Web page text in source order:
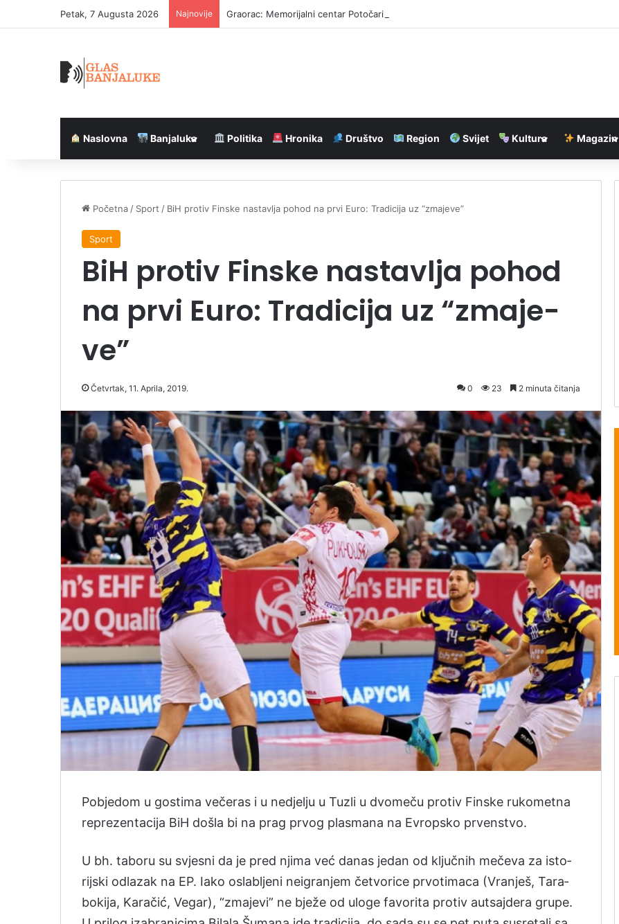
Petak, 7 Augusta 2026 Najnovije Graorac: Memorijalni centar Potočari ne treba poseban status
Naslovna Banjaluka Politika Hronika Društvo Region Svijet Kultura Magazin
Početna / Sport / BiH pro­tiv Fin­ske nas­tav­lja po­hod na prvi Euro: Tra­di­ci­ja uz “zma­je­ve”
Sport
BiH pro­tiv Fin­ske nas­tav­lja po­hod
na prvi Euro: Tra­di­ci­ja uz “zma­je­
ve”
Četvrtak, 11. Aprila, 2019. 0 23 2 minuta čitanja
​Po­bje­dom u gos­ti­ma večeras i u ne­dje­lju u Tu­zli u dvo­meču pro­tiv Fin­ske ru­ko­me­tna
re­pre­zen­ta­ci­ja BiH do­šla bi na prag prvog pla­sma­na na Evrop­sko prven­stvo.
U bh. ta­bo­ru su svje­sni da je pred nji­ma već da­nas je­dan od ključnih mečeva za is­to­
rij­ski odla­zak na EP. Iako osla­blje­ni nei­gra­njem če­tvo­ri­ce prvo­ti­ma­ca (Vra­nješ, Ta­ra­
bo­ki­ja, Ka­račić, Ve­gar), “zma­je­vi” ne bježe od ulo­ge fa­vo­ri­ta pro­tiv aut­saj­de­ra gru­pe.